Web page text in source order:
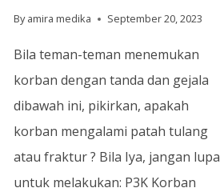
By amira medika September 20, 2023
Bila teman-teman menemukan
korban dengan tanda dan gejala
dibawah ini, pikirkan, apakah
korban mengalami patah tulang
atau fraktur ? Bila Iya, jangan lupa
untuk melakukan: P3K Korban